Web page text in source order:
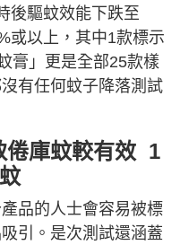
後驅蚊效能下跌至
或以上，其中1款標示
膏」更是全部25款樣
有任何蚊子降落測試
倦庫蚊較有效 1
品的人士會容易被標
引。是次測試還涵蓋